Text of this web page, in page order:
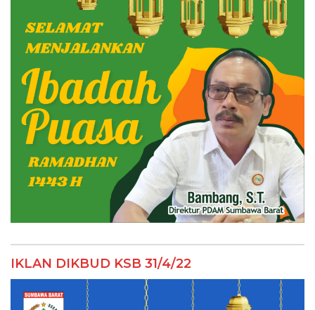
IKLAN DIKBUD KSB 31/4/22